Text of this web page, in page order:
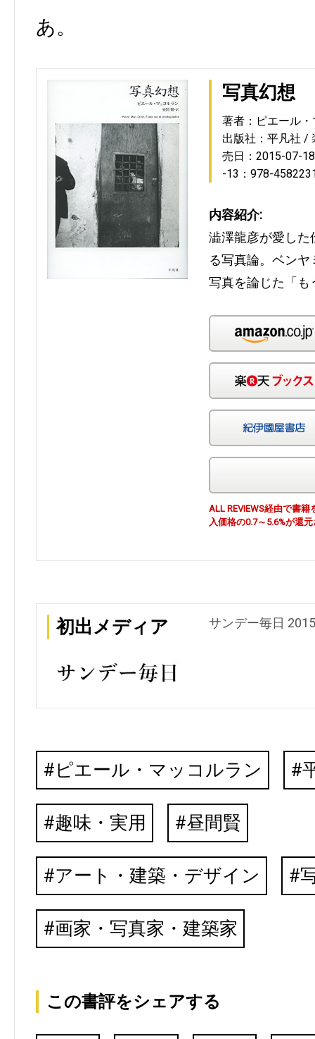
あ。
写真幻想
著者：ピエール
出版社：平凡社
売日：2015-07-18
-13：978-
内容紹介:
澁澤龍彦が愛した
る写真論。ベン
写真を論じた「も
ALL REVIEWS経由で書
入価格の0.7～5.6%が還
初出メディア サンデー毎日
ピエール・マッコルラン
趣味・実用 昼間賢
アート・建築・デザイン
画家・写真家・建築家
この書評をシェアする